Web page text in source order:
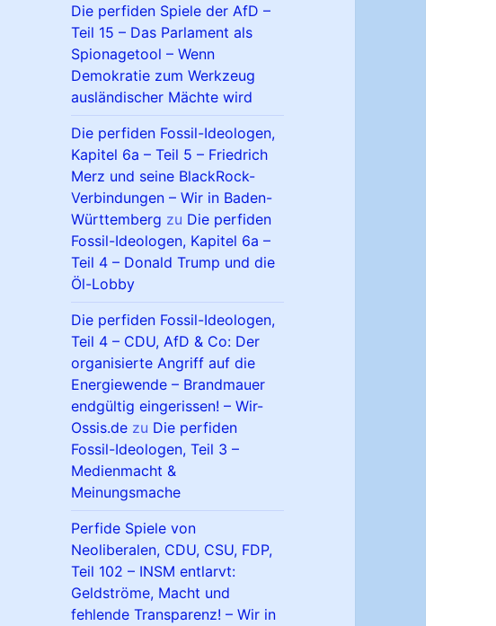
Die perfiden Spiele der AfD –
Teil 15 – Das Parlament als
Spionagetool – Wenn
Demokratie zum Werkzeug
ausländischer Mächte wird
Die perfiden Fossil-Ideologen,
Kapitel 6a – Teil 5 – Friedrich
Merz und seine BlackRock-
Verbindungen – Wir in Baden-
Württemberg zu Die perfiden
Fossil-Ideologen, Kapitel 6a –
Teil 4 – Donald Trump und die
Öl-Lobby
Die perfiden Fossil-Ideologen,
Teil 4 – CDU, AfD & Co: Der
organisierte Angriff auf die
Energiewende – Brandmauer
endgültig eingerissen! – Wir-
Ossis.de zu Die perfiden
Fossil-Ideologen, Teil 3 –
Medienmacht &
Meinungsmache
Perfide Spiele von
Neoliberalen, CDU, CSU, FDP,
Teil 102 – INSM entlarvt:
Geldströme, Macht und
fehlende Transparenz! – Wir in